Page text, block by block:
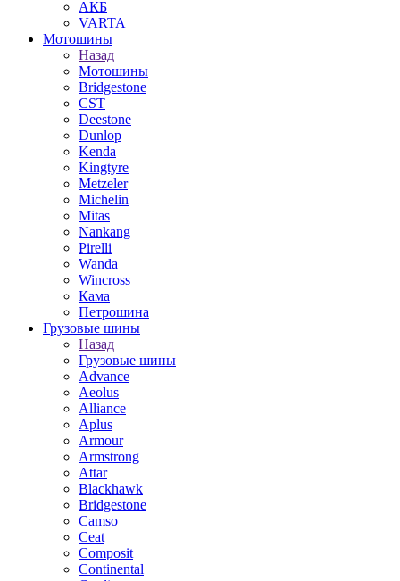
АКБ
VARTA
Мотошины
Назад
Мотошины
Bridgestone
CST
Deestone
Dunlop
Kenda
Kingtyre
Metzeler
Michelin
Mitas
Nankang
Pirelli
Wanda
Wincross
Кама
Петрошина
Грузовые шины
Назад
Грузовые шины
Advance
Aeolus
Alliance
Aplus
Armour
Armstrong
Attar
Blackhawk
Bridgestone
Camso
Ceat
Composit
Continental